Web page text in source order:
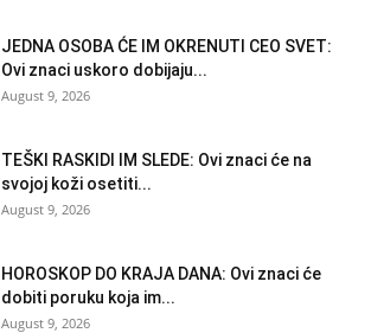
JEDNA OSOBA ĆE IM OKRENUTI CEO SVET:
Ovi znaci uskoro dobijaju...
August 9, 2026
TEŠKI RASKIDI IM SLEDE: Ovi znaci će na
svojoj koži osetiti...
August 9, 2026
HOROSKOP DO KRAJA DANA: Ovi znaci će
dobiti poruku koja im...
August 9, 2026